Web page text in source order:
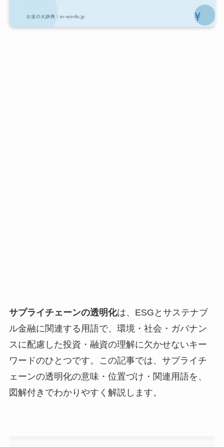
サプライチェーンの透明化は、ESGとサステナブ
ル金融に関連する用語で、環境・社会・ガバナン
スに配慮した投資・融資の理解に欠かせないキー
ワードのひとつです。この記事では、サプライチ
ェーンの透明化の意味・位置づけ・関連用語を、
図解付きでわかりやすく解説します。